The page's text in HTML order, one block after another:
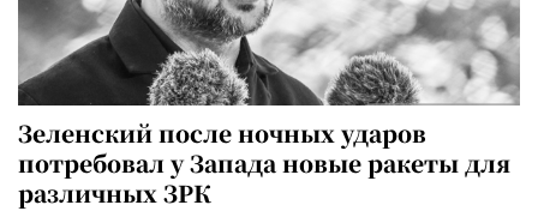
Зеленский после ночных ударов
потребовал у Запада новые ракеты для
различных ЗРК